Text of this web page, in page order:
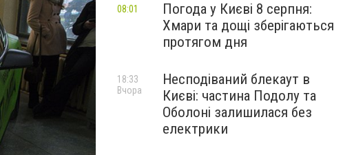
Погода у Києві 8 серпня:
Хмари та дощі зберігаються
протягом дня
08:01
Несподіваний блекаут в
Києві: частина Подолу та
Оболоні залишилася без
електрики
18:33
Вчора